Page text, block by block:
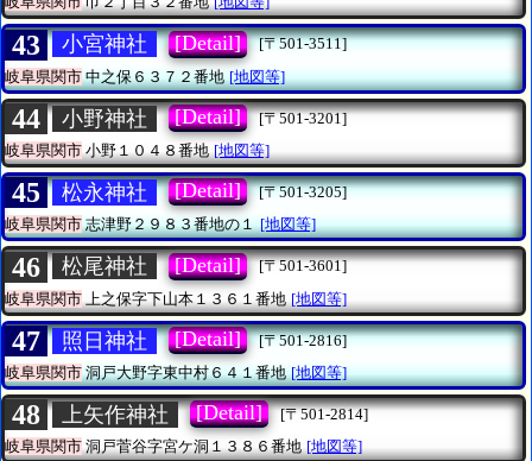
43 小宮神社 [Detail]
[〒501-3511]
岐阜県関市中之保６３７２番地 [地図等]
44 小野神社 [Detail]
[〒501-3201]
岐阜県関市小野１０４８番地 [地図等]
45 松永神社 [Detail]
[〒501-3205]
岐阜県関市志津野２９８３番地の１ [地図等]
46 松尾神社 [Detail]
[〒501-3601]
岐阜県関市 上之保字下山本１３６１番地 [地図等]
47 照日神社 [Detail]
[〒501-2816]
岐阜県関市洞戸大野字東中村６４１番地 [地図等]
48 上矢作神社 [Detail]
[〒501-2814]
岐阜県関市洞戸菅谷字宮ケ洞１３８６番地 [地図等]